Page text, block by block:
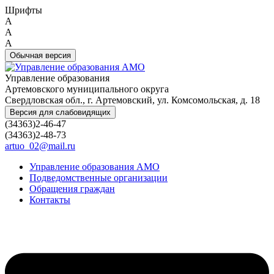
Шрифты
A
A
A
Обычная версия
Управление образования
Артемовского муниципального округа
Свердловская обл., г. Артемовский, ул. Комсомольская, д. 18
Версия для слабовидящих
(34363)2-46-47
(34363)2-48-73
artuo_02@mail.ru
Управление образования АМО
Подведомственные организации
Обращения граждан
Контакты